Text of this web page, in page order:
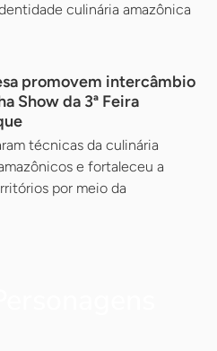
culinária amazônica
promovem intercâmbio
Show da 3ª Feira
técnicas da culinária
e fortaleceu a
por meio da